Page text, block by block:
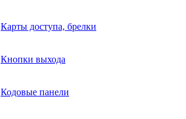
Карты доступа, брелки
Кнопки выхода
Кодовые панели